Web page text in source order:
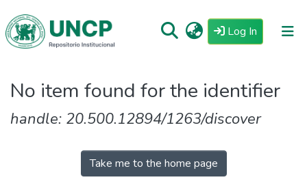
Log In (current)
Repositorio
Estadisticas
No item found for the identifier
handle: 20.500.12894/1263/discover
Take me to the home page